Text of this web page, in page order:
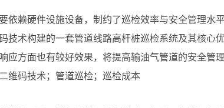
依赖硬件设施设备，制约了巡检效率与安全管理
技术构建的一套管道线路高杆桩巡检系统及其核
应方面也有较好效果，将提高输油气管道的安全管
维码技术；管道巡检；巡检成本